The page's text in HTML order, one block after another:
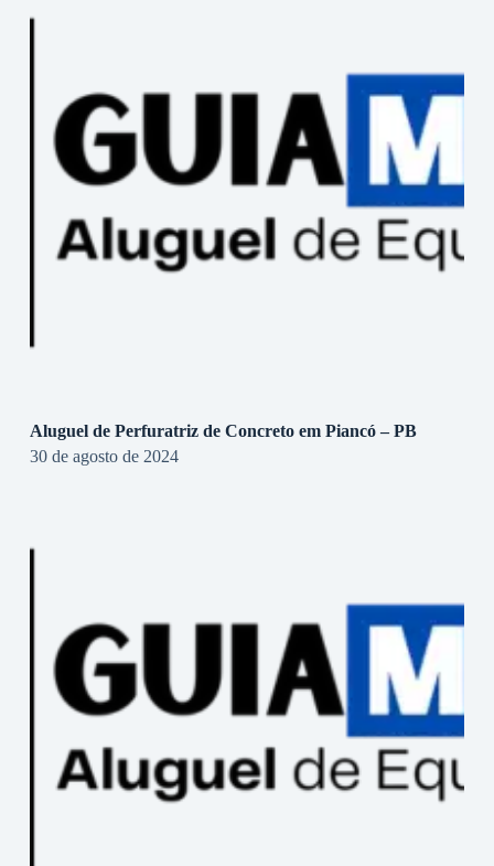
Aluguel de Perfuratriz de Concreto em Piancó – PB
30 de agosto de 2024